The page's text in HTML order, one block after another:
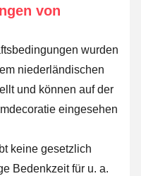
von
wurden
niederländischen
und können auf der
eingesehen
keine gesetzlich
Bedenkzeit für u. a.